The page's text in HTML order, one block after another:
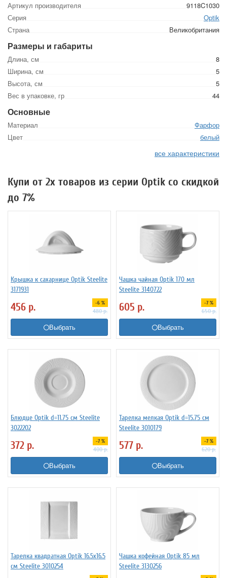
Артикул производителя
9118C1030
Серия
Optik
Страна
Великобритания
Размеры и габариты
Длина, см
8
Ширина, см
5
Высота, см
5
Вес в упаковке, гр
44
Основные
Материал
Фарфор
Цвет
белый
все характеристики
Купи от 2х товаров из серии Optik со скидкой
до 7%
Крышка к сахарнице Optik Steelite
3171931
456 р. -6 %
480р.
Выбрать
Чашка чайная Optik 170 мл
Steelite 3140722
605 р. -7 %
650р.
Выбрать
Блюдце Optik d=11.75 см Steelite
3022202
372 р. -7 %
400р.
Выбрать
Тарелка мелкая Optik d=15.75 см
Steelite 3010179
577 р. -7 %
620р.
Выбрать
Тарелка квадратная Optik 16.5x16.5
см Steelite 3010254
Чашка кофейная Optik 85 мл
Steelite 3130256